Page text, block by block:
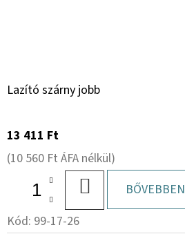
Lazító szárny jobb
13 411 Ft
(10 560 Ft ÁFA nélkül)
KOSÁRBABŐVEBBEN
Kód: 99-17-26